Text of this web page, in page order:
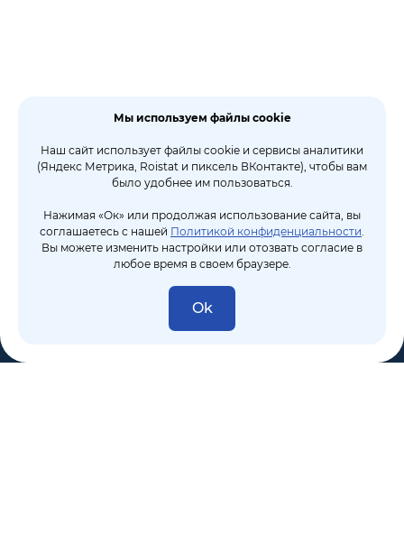
Мы используем файлы cookie
Наш сайт использует файлы cookie и сервисы аналитики
(Яндекс Метрика, Roistat и пиксель ВКонтакте), чтобы вам
было удобнее им пользоваться.
Нажимая «Ок» или продолжая использование сайта, вы
соглашаетесь с нашей Политикой конфиденциальности.
Вы можете изменить настройки или отозвать согласие в
любое время в своем браузере.
Ok